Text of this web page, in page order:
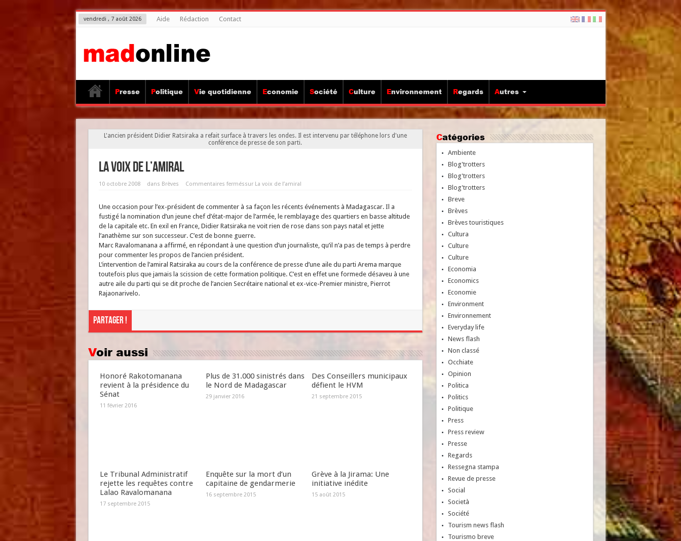
vendredi , 7 août 2026 Aide Rédaction Contact
Presse Politique Vie quotidienne Economie Société Culture Environnement Regards Autres
L'ancien président Didier Ratsiraka a refait surface à travers les ondes. Il est intervenu par téléphone lors d'une
conférence de presse de son parti.
La voix de l’amiral
10 octobre 2008 dans Brèves Commentaires ferméssur La voix de l’amiral
Une occasion pour l’ex-président de commenter à sa façon les récents événements à Madagascar. Il a
fustigé la nomination d’un jeune chef d’état-major de l’armée, le remblayage des quartiers en basse altitude
de la capitale etc. En exil en France, Didier Ratsiraka ne voit rien de rose dans son pays natal et jette
l’anathème sur son successeur. C’est de bonne guerre.
Marc Ravalomanana a affirmé, en répondant à une question d’un journaliste, qu’il n’a pas de temps à perdre
pour commenter les propos de l’ancien président.
L’intervention de l’amiral Ratsiraka au cours de la conférence de presse d’une aile du parti Arema marque
toutefois plus que jamais la scission de cette formation politique. C’est en effet une formede désaveu à une
autre aile du parti qui se dit proche de l’ancien Secrétaire national et ex-vice-Premier ministre, Pierrot
Rajaonarivelo.
Partager !
Voir aussi
Honoré Rakotomanana
revient à la présidence du
Sénat
11 février 2016
Plus de 31.000 sinistrés dans
le Nord de Madagascar
29 janvier 2016
Des Conseillers municipaux
défient le HVM
21 septembre 2015
Le Tribunal Administratif
rejette les requêtes contre
Lalao Ravalomanana
17 septembre 2015
Enquête sur la mort d’un
capitaine de gendarmerie
16 septembre 2015
Grève à la Jirama: Une
initiative inédite
15 août 2015
Catégories
Ambiente
Blog'trotters
Blog'trotters
Blog'trotters
Breve
Brèves
Brèves touristiques
Cultura
Culture
Culture
Economia
Economics
Economie
Environment
Environnement
Everyday life
News flash
Non classé
Occhiate
Opinion
Politica
Politics
Politique
Press
Press review
Presse
Regards
Ressegna stampa
Revue de presse
Social
Società
Société
Tourism news flash
Tourismo breve